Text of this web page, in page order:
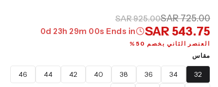
SAR 725.00
SAR 925.00
SAR 543.75
Ends in
0d23h 28m 59s
العنصر الثاني بخصم 50%
مقاس
32
34
36
38
40
42
44
46